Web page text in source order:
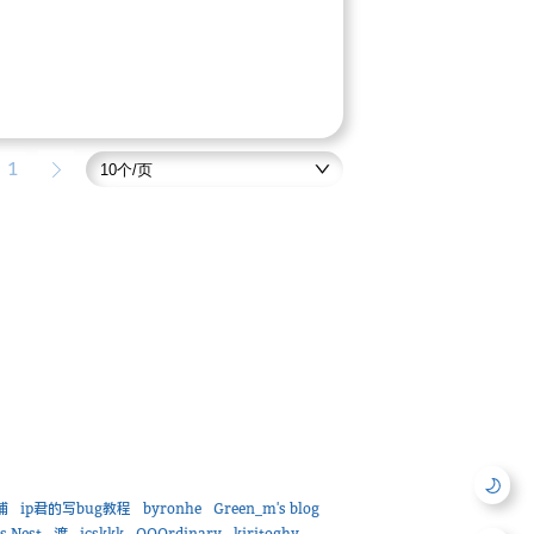
1
ip君的写bug教程 byronhe
Green_m's blog